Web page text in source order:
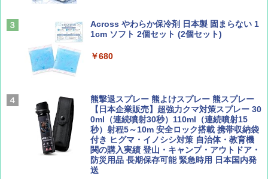
誌] (ＤＩＳＮＥＹ ＦＡＮ)
￥1,540
サライ 2026年 9月号 [雑誌]
球の歩き方A ヨーロッパ
ァキア 2026～2027 地球の歩き方A ヨーロッ
パ
￥2,277
04 地球の歩き方 島旅 利尻 礼文 天売島 焼尻
島 5訂版
PYKES PEAK (パイクスピーク) 着替えテン
人用 折りたたみ 防災グッズ 災害用トイレ ビ
￥4,836
[キャンパーズコレクション 山善] 傘みたいに
広げるだけ パッとサッとテント ブラックコ
ーティング フルクローズ メッシュ 3-4人用
簡単設置 ポップアップテント エクルベージ
ュ(BC仕様) PATC-150B(EB)
Across やわらか保冷剤 日本製 固まらない 1
1cm ソフト 2個セット (2個セット)
￥680
熊撃退スプレー 熊よけスプレー 熊スプレー
【日本企業販売】超強力クマ対策スプレー 30
0ml（連続噴射30秒）110ml（連続噴射15
秒）射程5～10m 安全ロック搭載 携帯収納袋
付き ヒグマ・イノシシ対策 自治体・教育機
関の購入実績 登山・キャンプ・アウトドア・
防災用品 長期保存可能 緊急時用 日本国内発
送